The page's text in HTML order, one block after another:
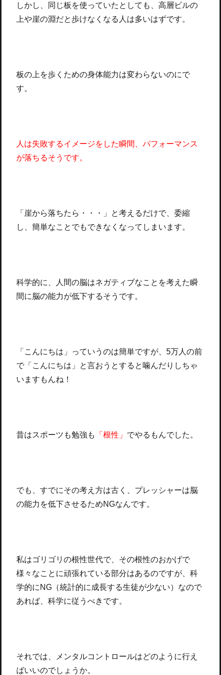
しかし、同じ板を使っていたとしても、高層ビルの
上や崖の淵だと歩けなくなる人は多いはずです。
板の上を歩くための身体能力は変わらないのにで
す。
人は失敗するイメージをした瞬間、パフォーマンス
が落ちるそうです。
「崖から落ちたら・・・」と考えるだけで、委縮
し、簡単なことでもできなくなってしまいます。
科学的に、人間の脳はネガティブなことを考えた瞬
間に脳の能力が低下するそうです。
「こんにちは」っていうのは簡単ですが、5万人の前
で「こんにちは」と言おうとすると噛んだりしちゃ
いますもんね！
昔はスポーツも勉強も 「根性」 でやるもんでした。
でも、すでにその考え方は古く、プレッシャーは脳
の能力を低下させるためNGなんです。
私はゴリゴリの根性世代で、その根性のおかげで
様々なことに頑張れている部分はあるのですが、科
学的にNG（統計的に成長する生徒が少ない）なので
あれば、科学に従うべきです。
それでは、メンタルコントロールはどのように行え
ばいいのでしょうか。